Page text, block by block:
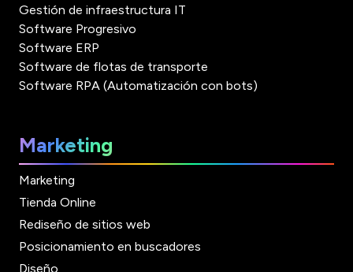
Gestión de infraestructura IT
Software Progresivo
Software ERP
Software de flotas de transporte
Software RPA (Automatización con bots)
Marketing
Marketing
Tienda Online
Rediseño de sitios web
Posicionamiento en buscadores
Diseño